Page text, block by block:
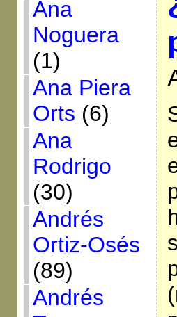
Ana
Noguera
(1)
Ana Piera
Orts (6)
Ana
Rodrigo
(30)
Andrés
Ortiz-Osés
(89)
Andrés